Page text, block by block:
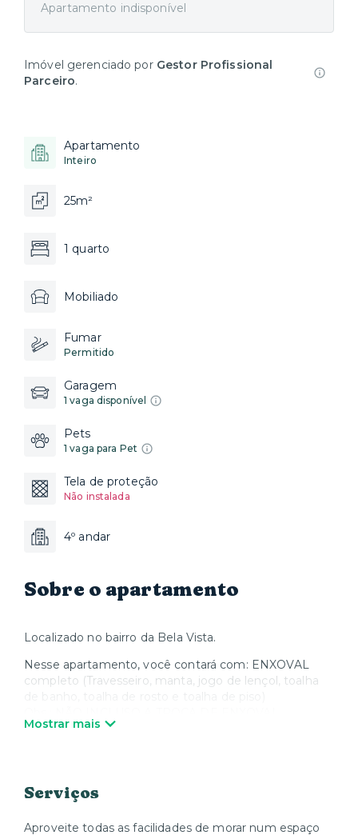
Apartamento indisponível
Imóvel gerenciado por Gestor Profissional
Parceiro.
Apartamento
Inteiro
25m²
1 quarto
Mobiliado
Fumar
Permitido
Garagem
1 vaga disponível
Pets
1 vaga para Pet
Tela de proteção
Não instalada
4º andar
Sobre o apartamento
Localizado no bairro da Bela Vista.
Nesse apartamento, você contará com: ENXOVAL
completo (Travesseiro, manta, jogo de lençol, toalha
podendo ser SOLICITADA mediante um CUSTO
- Lavanderia (Sistema OMO - Há cobrança para
- Pet place;
Mostrar mais
Serviços
Aproveite todas as facilidades de morar num espaço